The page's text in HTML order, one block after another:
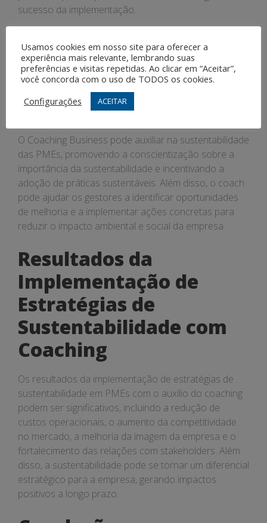
sucesso da implementação.
Como o Coaching
Business pode Auxiliar
na Sustentabilidade das
PMEs
O Coaching Business pode auxiliar na sustentabilidade
das PMEs, promovendo a conscientização sobre a
importância da sustentabilidade e incentivando a
adoção de práticas sustentáveis. Além disso, o coach
pode ajudar os gestores a identificar oportunidades
de melhoria e a implementar ações concretas para
reduzir o impacto ambiental e social da empresa.
Resultados da
Implementação de
Estratégias de
Sustentabilidade com
Coaching
Os resultados da implementação de estratégias de
sustentabilidade em PMEs com o auxílio do coaching
podem ser significativos, incluindo a redução de
custos operacionais, o aumento da competitividade
no mercado, a melhoria da imagem da empresa e o
fortalecimento das relações com stakeholders. Além
disso, a sustentabilidade pode se tornar um diferencial
estratégico para a empresa, gerando impactos
positivos a longo prazo.
Usamos cookies em nosso site para oferecer a
experiência mais relevante, lembrando suas
preferências e visitas repetidas. Ao clicar em “Aceitar”,
você concorda com o uso de TODOS os cookies.
Configurações
ACEITAR